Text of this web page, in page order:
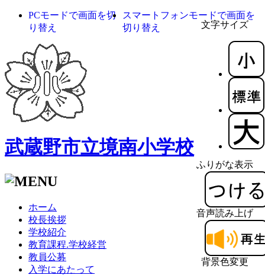
文字サイズ
ふりがな表示
音声読み上げ
背景色変更
PCモードで画面を切
り替え
スマートフォンモードで画面を
切り替え
武蔵野市立境南小学校
ホーム
校長挨拶
学校紹介
教育課程.学校経営
教員公募
入学にあたって